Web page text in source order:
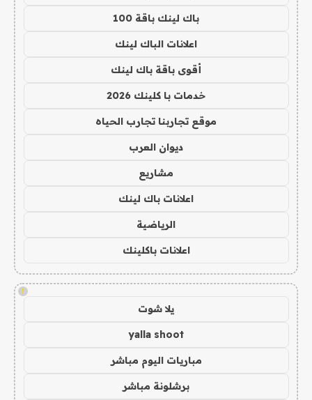
باك لينك باقة 100
اعلانات الباك لينك
أقوى باقة باك لينك
خدمات با كلينك 2026
موقع تجاربنا تجارب الحياه
ديوان العرب
مشاريع
اعلانات باك لينك
الرياضية
اعلانات باكلينك
!
يلا شوت
yalla shoot
مباريات اليوم مباشر
برشلونة مباشر